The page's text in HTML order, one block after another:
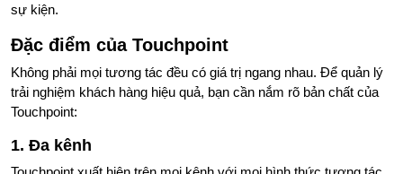
sự kiện.
Đặc điểm của Touchpoint
Không phải mọi tương tác đều có giá trị ngang nhau. Để quản lý
trải nghiệm khách hàng hiệu quả, bạn cần nắm rõ bản chất của
Touchpoint:
1. Đa kênh